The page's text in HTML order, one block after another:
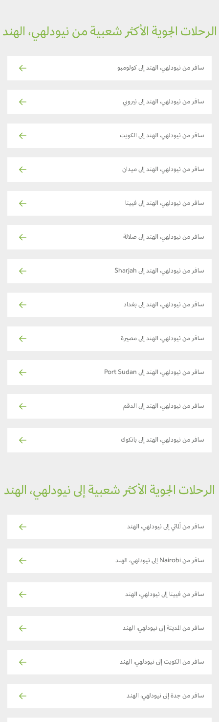
الجوية الأكثر شعبية من نيودلهي، الهند
سافر من نيودلهي، الهند إلى كولومبو
سافر من نيودلهي، الهند إلى نيروبي
سافر من نيودلهي، الهند إلى الكويت
سافر من نيودلهي، الهند إلى ميدان
سافر من نيودلهي، الهند إلى فيينا
سافر من نيودلهي، الهند إلى صلالة
سافر من نيودلهي، الهند إلى Sharjah
سافر من نيودلهي، الهند إلى بغداد
سافر من نيودلهي، الهند إلى مصيرة
سافر من نيودلهي، الهند إلى Port Sudan
سافر من نيودلهي، الهند إلى الدقم
سافر من نيودلهي، الهند إلى بانكوك
الجوية الأكثر شعبية إلى نيودلهي، الهند
سافر من ألماتي إلى نيودلهي، الهند
سافر من Nairobi إلى نيودلهي، الهند
سافر من فيينا إلى نيودلهي، الهند
سافر من المدينة إلى نيودلهي، الهند
سافر من الكويت إلى نيودلهي، الهند
سافر من جدة إلى نيودلهي، الهند